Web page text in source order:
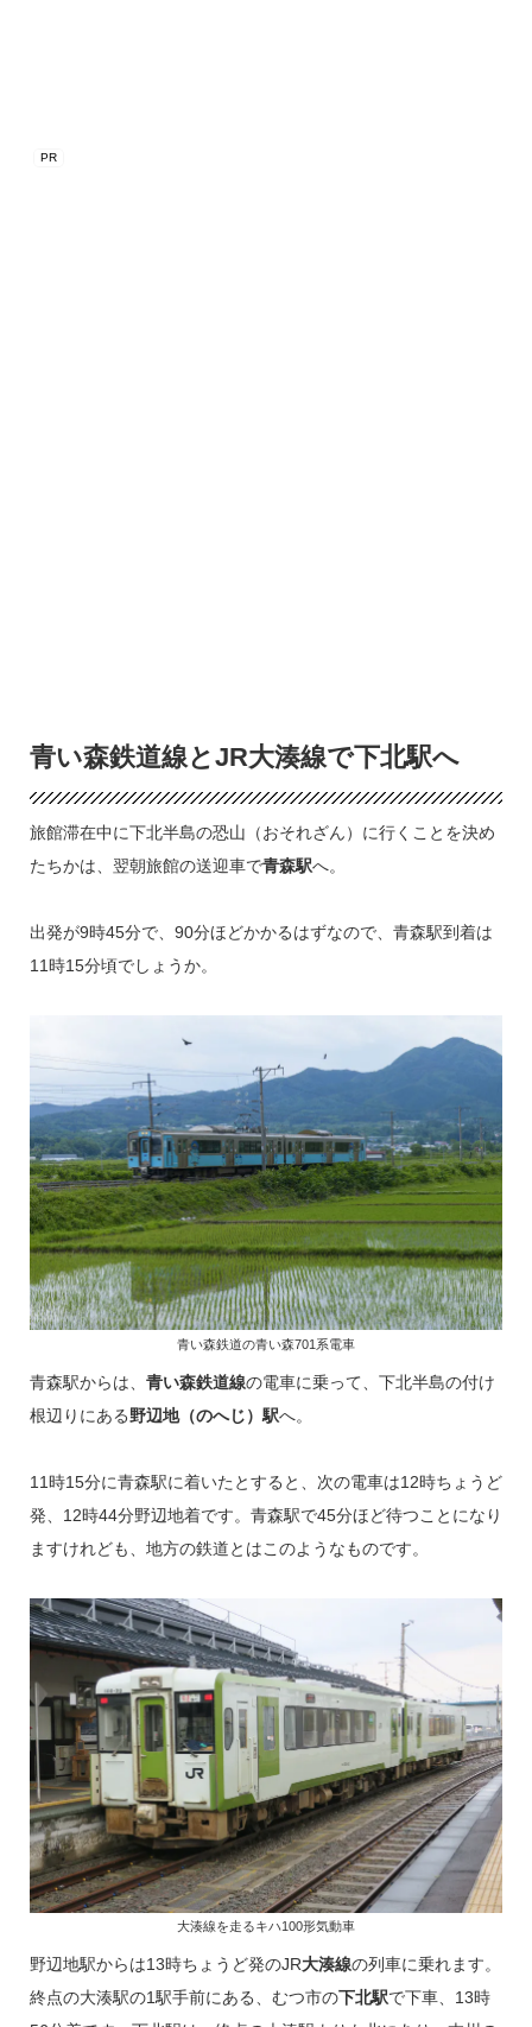
青い森鉄道線とJR大湊線で下北駅へ
旅館滞在中に下北半島の恐山（おそれざん）に行くことを決め
たちかは、翌朝旅館の送迎車で青森駅へ。
出発が9時45分で、90分ほどかかるはずなので、青森駅到着は
11時15分頃でしょうか。
青い森鉄道の青い森701系電車
青森駅からは、 青い森鉄道線の電車に乗って、下北半島の付け
根辺りにある野辺地（のへじ）駅へ。
11時15分に青森駅に着いたとすると、次の電車は12時ちょうど
発、12時44分野辺地着です。青森駅で45分ほど待つことになり
ますけれども、地方の鉄道とはこのようなものです。
大湊線を走るキハ100形気動車
野辺地駅からは13時ちょうど発のJR大湊線の列車に乗れます。
終点の大湊駅の1駅手前にある、むつ市の下北駅で下車、13時